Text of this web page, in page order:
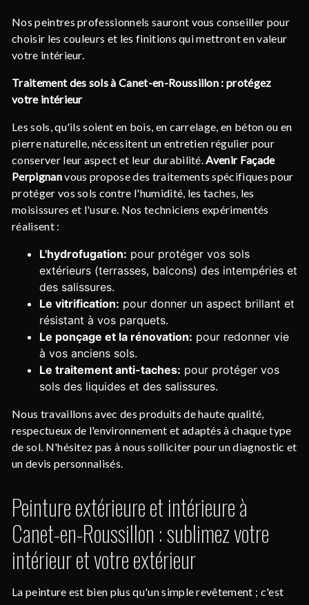
Nos peintres professionnels sauront vous conseiller pour
choisir les couleurs et les finitions qui mettront en valeur
votre intérieur.
Traitement des sols à Canet-en-Roussillon : protégez
votre intérieur
Les sols, qu'ils soient en bois, en carrelage, en béton ou en
pierre naturelle, nécessitent un entretien régulier pour
conserver leur aspect et leur durabilité.Avenir Façade
Perpignanvous propose des traitements spécifiques pour
protéger vos sols contre l'humidité, les taches, les
moisissures et l'usure. Nos techniciens expérimentés
réalisent :
L'hydrofugation: pour protéger vos sols
extérieurs (terrasses, balcons) des intempéries et
des salissures.
Le vitrification: pour donner un aspect brillant et
résistant à vos parquets.
Le ponçage et la rénovation: pour redonner vie
à vos anciens sols.
Le traitement anti-taches: pour protéger vos
sols des liquides et des salissures.
Nous travaillons avec des produits de haute qualité,
respectueux de l'environnement et adaptés à chaque type
de sol. N'hésitez pas à nous solliciter pour un diagnostic et
un devis personnalisés.
Peinture extérieure et intérieure à
Canet-en-Roussillon : sublimez votre
intérieur et votre extérieur
La peinture est bien plus qu'un simple revêtement ; c'est